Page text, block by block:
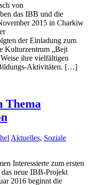
von
das IBB und die
2015 in Charkiw
der Einladung zum
Kulturzentrum „Bejt
ihre vielfältigen
Aktivitäten. […]
Thema
Aktuelles, Soziale
Interessierte zum ersten
neue IBB-Projekt
2016 beginnt die